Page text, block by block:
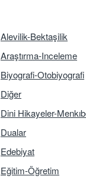
Alevilik-Bektaşilik
Araştırma-Inceleme
Biyografi-Otobiyografi
Diğer
Dini Hikayeler-
Dualar
Edebiyat
Eğitim-Öğretim